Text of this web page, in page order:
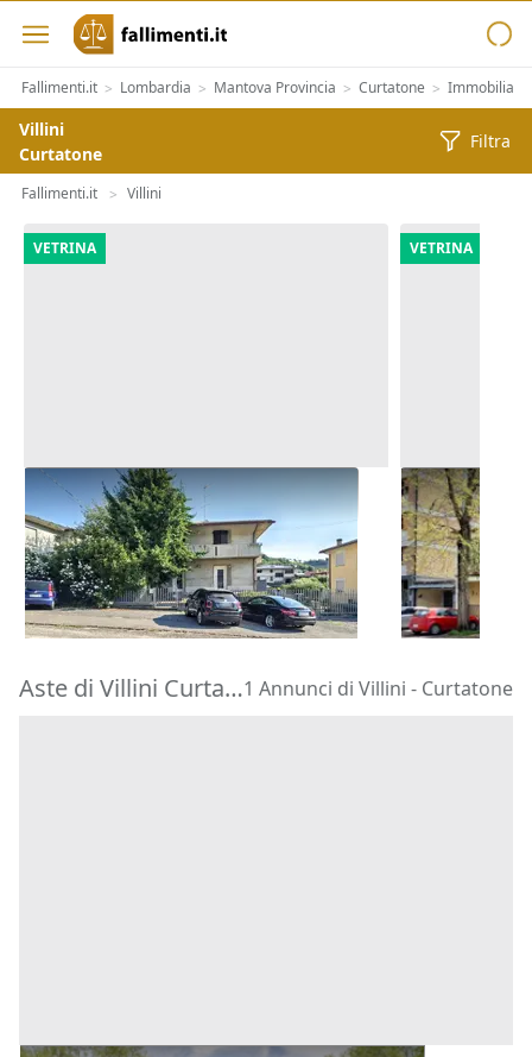
Fallimenti.it > Lombardia > Mantova Provincia > Curtatone > Immobiliari
Villini
Curtatone
Filtra
Fallimenti.it > Villini
VETRINA
Asta Casa indipendente con corte
pertinenziale
Barbarano Mossano (Vicenza)
180.000 €
22/10/2026
VETRINA
Asta
Faenza
322.500 €
11/09/2026
Aste di Villini Curtatone1 Annunci di Villini - Curtatone